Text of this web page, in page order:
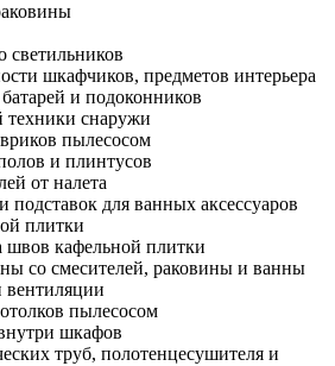
светильников
шкафчиков, предметов интерьера
и подоконников
техники снаружи
пылесосом
и плинтусов
от налета
для ванных аксессуаров
плитки
швов кафельной плитки
со смесителей, раковины и ванны
вентиляции
пылесосом
шкафов
труб, полотенцесушителя и